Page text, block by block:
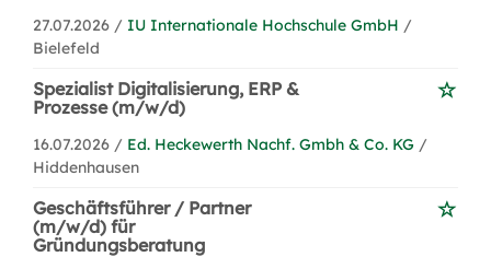
27.07.2026 / IU Internationale Hochschule GmbH /
Bielefeld
Spezialist Digitalisierung, ERP &
Prozesse (m/w/d)
16.07.2026 / Ed. Heckewerth Nachf. Gmbh & Co. KG /
Hiddenhausen
Geschäftsführer / Partner
(m/w/d) für
Gründungsberatung